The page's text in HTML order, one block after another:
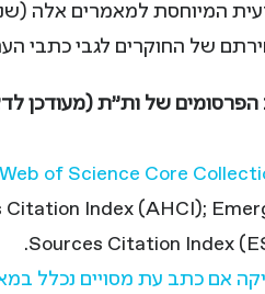
של החוקרים לגבי כתבי
של ות"ת (מעודכן לדצמבר 2022) מבוסס על כתבי עת הנכללים
Web of Science Core
Index (AHCI);
Sources Citation Index
אם כתב עת מסויים נכלל